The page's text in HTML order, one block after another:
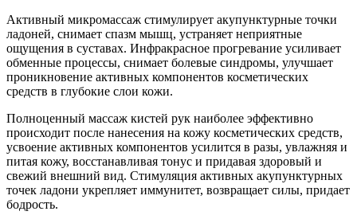
Активный микромассаж стимулирует акупунктурные точки
ладоней, снимает спазм мышц, устраняет неприятные
ощущения в суставах. Инфракрасное прогревание усиливает
обменные процессы, снимает болевые синдромы, улучшает
проникновение активных компонентов косметических
средств в глубокие слои кожи.
Полноценный массаж кистей рук наиболее эффективно
происходит после нанесения на кожу косметических средств,
усвоение активных компонентов усилится в разы, увлажняя и
питая кожу, восстанавливая тонус и придавая здоровый и
свежий внешний вид. Стимуляция активных акупунктурных
точек ладони укрепляет иммунитет, возвращает силы, придает
бодрость.